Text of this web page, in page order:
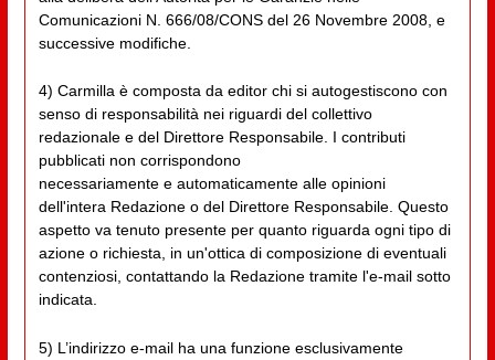
Comunicazioni N. 666/08/CONS del 26 Novembre 2008, e
successive modifiche.
4) Carmilla è composta da editor chi si autogestiscono con
senso di responsabilità nei riguardi del collettivo
redazionale e del Direttore Responsabile. I contributi
pubblicati non corrispondono
necessariamente e automaticamente alle opinioni
dell'intera Redazione o del Direttore Responsabile. Questo
aspetto va tenuto presente per quanto riguarda ogni tipo di
azione o richiesta, in un'ottica di composizione di eventuali
contenziosi, contattando la Redazione tramite l'e-mail sotto
indicata.
5) L’indirizzo e-mail ha una funzione esclusivamente